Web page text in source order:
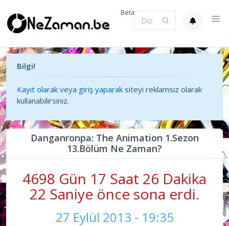
Beta
Bilgi!
Kayıt olarak veya giriş yaparak siteyi reklamsız olarak
kullanabilirsiniz.
Danganronpa: The Animation 1.Sezon
13.Bölüm Ne Zaman?
4698 Gün 17 Saat 26 Dakika
22 Saniye önce sona erdi.
27 Eylül 2013 - 19:35